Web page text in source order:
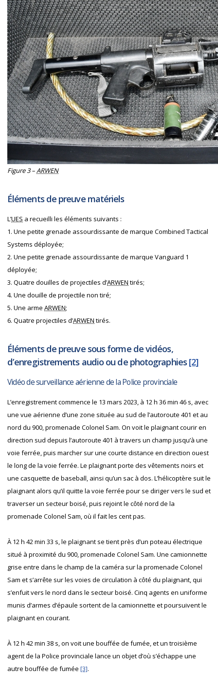
Figure 3 –ARWEN
Éléments de preuve matériels
L’UES a recueilli les éléments suivants :
1. Une petite grenade assourdissante de marque Combined Tactical
Systems déployée;
2. Une petite grenade assourdissante de marque Vanguard 1
déployée;
3. Quatre douilles de projectiles d’ARWEN tirés;
4. Une douille de projectile non tiré;
5. Une arme ARWEN;
6. Quatre projectiles d’ARWEN tirés.
Éléments de preuve sous forme de vidéos,
d’enregistrements audio ou de photographies [2]
Vidéo de surveillance aérienne de la Police provinciale
L’enregistrement commence le 13 mars 2023, à 12 h 36 min 46 s, avec
une vue aérienne d’une zone située au sud de l’autoroute 401 et au
nord du 900, promenade Colonel Sam. On voit le plaignant courir en
direction sud depuis l’autoroute 401 à travers un champ jusqu’à une
voie ferrée, puis marcher sur une courte distance en direction ouest
le long de la voie ferrée. Le plaignant porte des vêtements noirs et
une casquette de baseball, ainsi qu’un sac à dos. L’hélicoptère suit le
plaignant alors qu’il quitte la voie ferrée pour se diriger vers le sud et
traverser un secteur boisé, puis rejoint le côté nord de la
promenade Colonel Sam, où il fait les cent pas.
À 12 h 42 min 33 s, le plaignant se tient près d’un poteau électrique
situé à proximité du 900, promenade Colonel Sam. Une camionnette
grise entre dans le champ de la caméra sur la promenade Colonel
Sam et s’arrête sur les voies de circulation à côté du plaignant, qui
s’enfuit vers le nord dans le secteur boisé. Cinq agents en uniforme
munis d’armes d’épaule sortent de la camionnette et poursuivent le
plaignant en courant.
À 12 h 42 min 38 s, on voit une bouffée de fumée, et un troisième
agent de la Police provinciale lance un objet d’où s’échappe une
autre bouffée de fumée [3].